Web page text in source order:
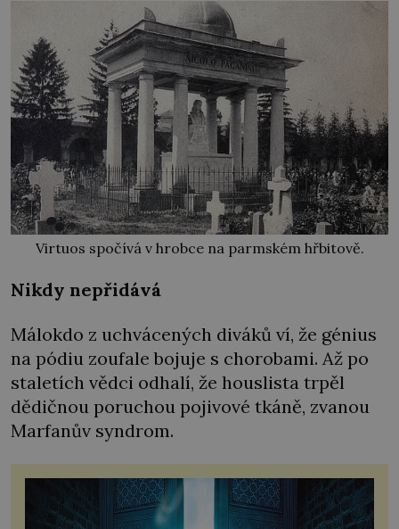
Virtuos spočívá v hrobce na parmském hřbitově.
Nikdy nepřidává
Málokdo z uchvácených diváků ví, že génius
na pódiu zoufale bojuje s chorobami. Až po
staletích vědci odhalí, že houslista trpěl
dědičnou poruchou pojivové tkáně, zvanou
Marfanův syndrom.